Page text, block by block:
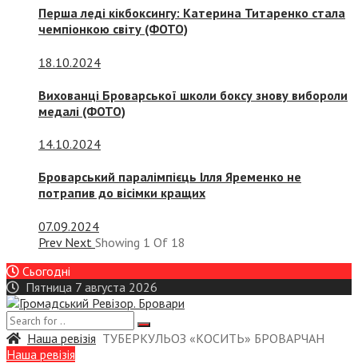
Перша леді кікбоксингу: Катерина Титаренко стала
чемпіонкою світу (ФОТО)
18.10.2024
Вихованці Броварської школи боксу знову вибороли
медалі (ФОТО)
14.10.2024
Броварський паралімпієць Ілля Яременко не
потрапив до вісімки кращих
07.09.2024
Prev Next Showing 1 Of 18
Сьогодні
Пятница 7 августа 2026
Наша ревізія ТУБЕРКУЛЬОЗ «КОСИТЬ» БРОВАРЧАН
Наша ревізія